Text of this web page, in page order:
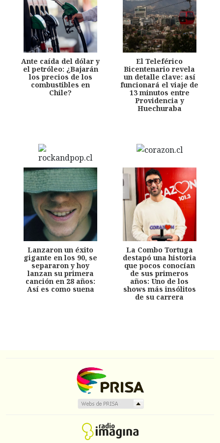
Ante caída del dólar y
el petróleo: ¿Bajarán
los precios de los
combustibles en
Chile?
El Teleférico
Bicentenario revela
un detalle clave: así
funcionará el viaje de
13 minutos entre
Providencia y
Huechuraba
Lanzaron un éxito
gigante en los 90, se
separaron y hoy
lanzan su primera
canción en 28 años:
Así es como suena
La Combo Tortuga
destapó una historia
que pocos conocían
de sus primeros
años: Uno de los
shows más insólitos
de su carrera